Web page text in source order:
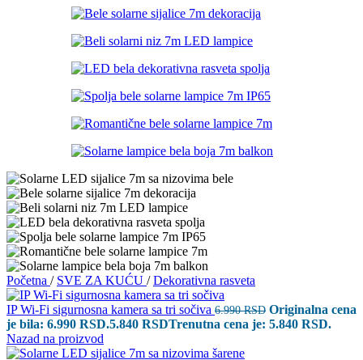
Početna / SVE ZA KUĆU / Dekorativna rasveta
IP Wi-Fi sigurnosna kamera sa tri sočiva 6.990RSD Originalna cena
je bila: 6.990 RSD.5.840 RSDTrenutna cena je: 5.840 RSD.
Nazad na proizvod